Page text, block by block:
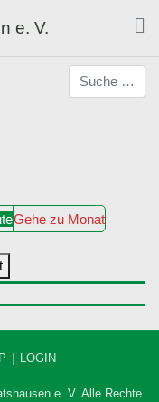
Suchen
Gehe zu Monat
LOGIN
e. V. Alle Rechte